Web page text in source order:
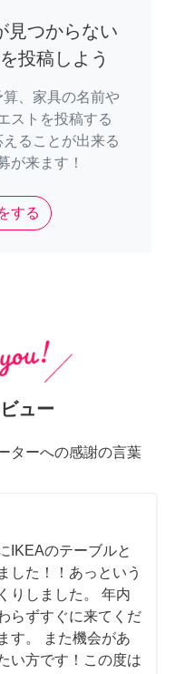
見つからない
投稿しよう
、家具の名前や
ストを投稿する
ることが出来る
が来ます！
する
ュー
ターへの感謝の言葉
IKEAのテーブルと
した！！あっという
りしました。 年内
らずすぐに来てくだ
す。 また機会があ
い方です！この度は